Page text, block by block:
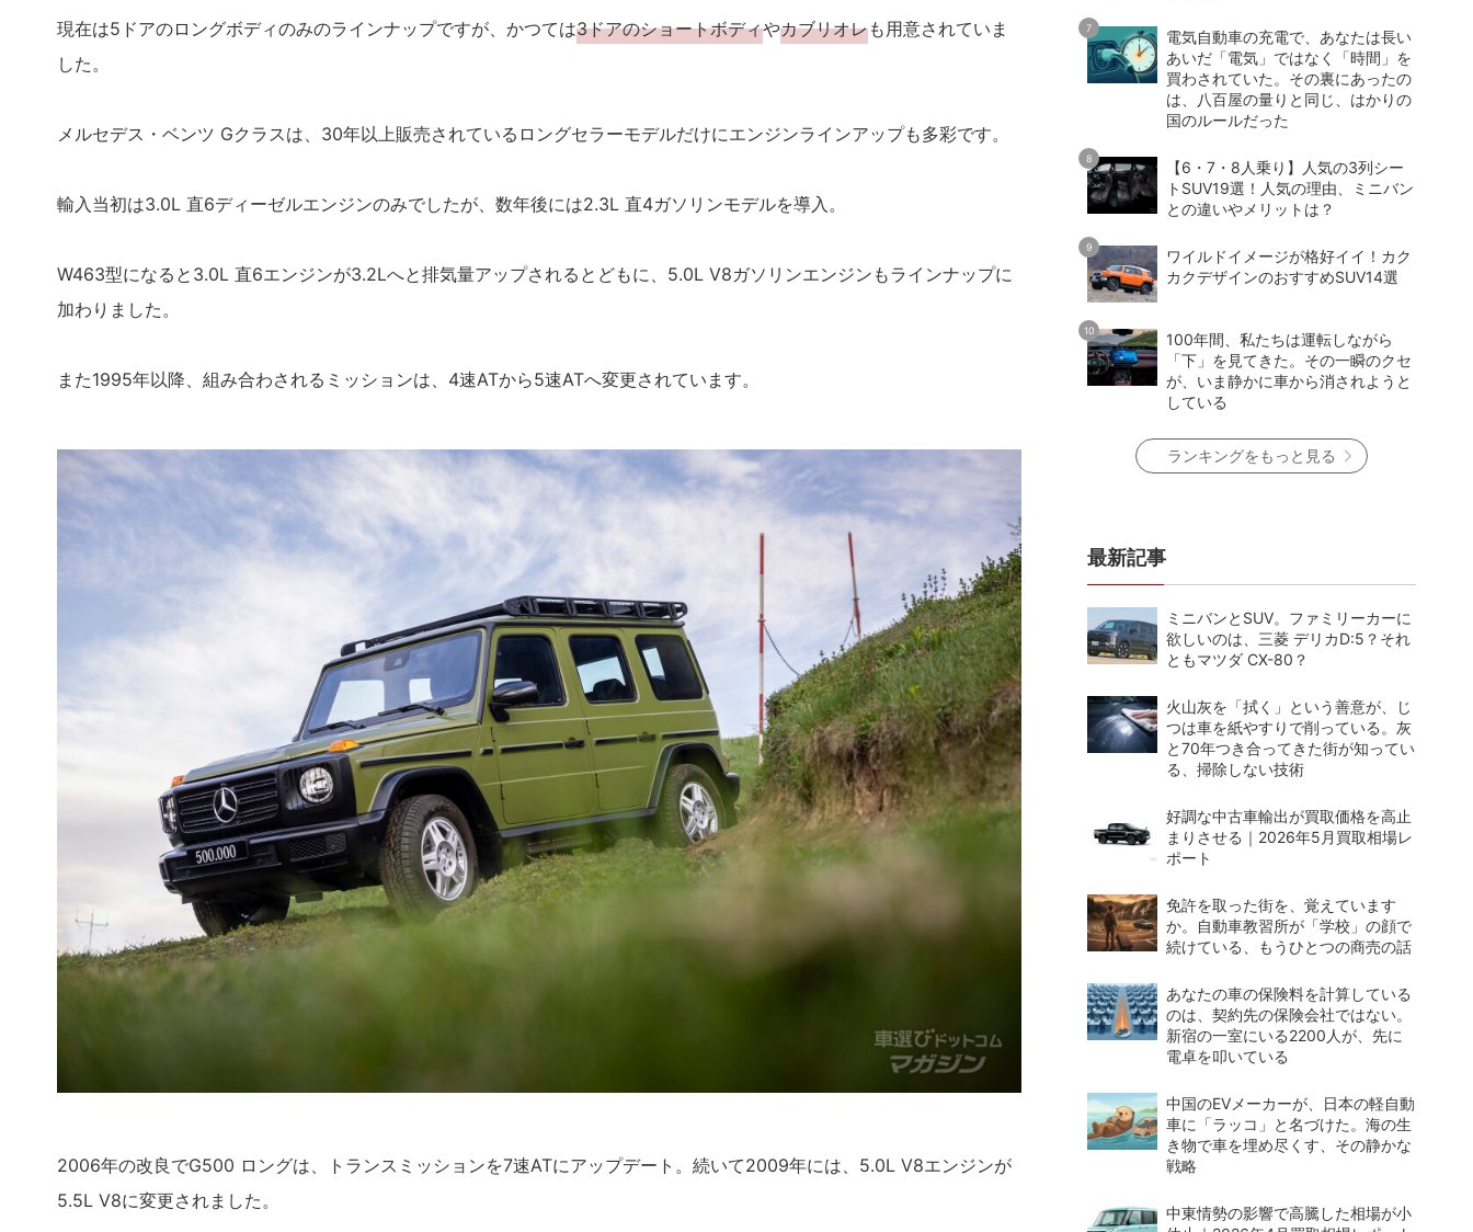
現在は5ドアのロングボディのみのラインナップですが、かつては3ドアのショートボディやカブリオレも用意されていま
した。
メルセデス・ベンツ Gクラスは、30年以上販売されているロングセラーモデルだけにエンジンラインアップも多彩です。
輸入当初は3.0L 直6ディーゼルエンジンのみでしたが、数年後には2.3L 直4ガソリンモデルを導入。
W463型になると3.0L 直6エンジンが3.2Lへと排気量アップされるとどもに、5.0L V8ガソリンエンジンもラインナップに
加わりました。
また1995年以降、組み合わされるミッションは、4速ATから5速ATへ変更されています。
2006年の改良でG500 ロングは、トランスミッションを7速ATにアップデート。続いて2009年には、5.0L V8エンジンが
5.5L V8に変更されました。
電気自動車の充電で、あなたは長い
あいだ「電気」ではなく「時間」を
買わされていた。その裏にあったの
は、八百屋の量りと同じ、はかりの
国のルールだった
【6・7・8人乗り】人気の3列シー
トSUV19選！人気の理由、ミニバン
との違いやメリットは？
ワイルドイメージが格好イイ！カク
カクデザインのおすすめSUV14選
100年間、私たちは運転しながら
「下」を見てきた。その一瞬のクセ
が、いま静かに車から消されようと
している
ランキングをもっと見る
最新記事
ミニバンとSUV。ファミリーカーに
欲しいのは、三菱 デリカD:5？それ
ともマツダ CX-80？
火山灰を「拭く」という善意が、じ
つは車を紙やすりで削っている。灰
と70年つき合ってきた街が知ってい
る、掃除しない技術
好調な中古車輸出が買取価格を高止
まりさせる｜2026年5月買取相場レ
ポート
免許を取った街を、覚えています
か。自動車教習所が「学校」の顔で
続けている、もうひとつの商売の話
あなたの車の保険料を計算している
のは、契約先の保険会社ではない。
新宿の一室にいる2200人が、先に
電卓を叩いている
中国のEVメーカーが、日本の軽自動
車に「ラッコ」と名づけた。海の生
き物で車を埋め尽くす、その静かな
戦略
中東情勢の影響で高騰した相場が小